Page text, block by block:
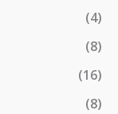
(4)
(8)
(16)
(8)